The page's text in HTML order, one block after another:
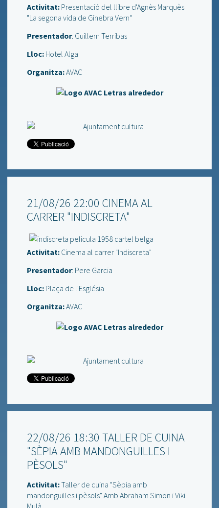
Activitat: Presentació del llibre d'Agnès Marquès
"La segona vida de Ginebra Vern"
Presentador: Guillem Terribas
Lloc: Hotel Alga
Organitza:AVAC
21/08/26 22:00 CINEMA AL
CARRER "INDISCRETA"
Activitat: Cinema al carrer "Indiscreta"
Presentador: Pere Garcia
Lloc: Plaça de l'Església
Organitza:AVAC
22/08/26 18:30 TALLER DE CUINA
"SÈPIA AMB MANDONGUILLES I
PÈSOLS"
Activitat:Taller de cuina "Sèpia amb
mandonguilles i pèsols" Amb Abraham Simon i Viki
Mulà